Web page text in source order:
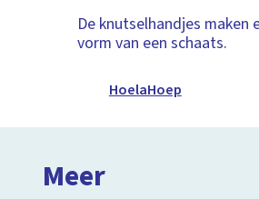
De knutselhandjes
vorm van een schaats.
HoelaHoep
Meer